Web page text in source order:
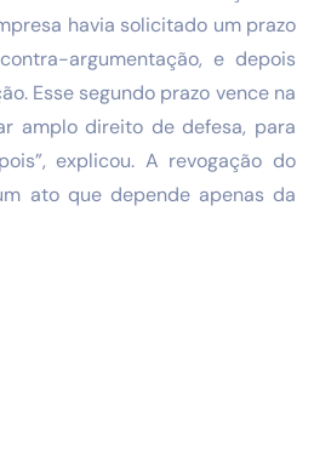
havia solicitado um prazo
argumentação, e depois
Esse segundo prazo vence na
amplo direito de defesa, para
explicou. A revogação do
ato que depende apenas da